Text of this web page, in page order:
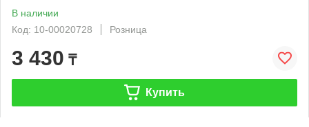
В наличии
Код: 10-00020728
Розница
3 430 ₸
Купить